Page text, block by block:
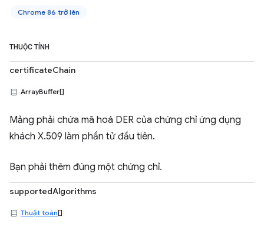
Chrome 86 trở lên
THUỘC TÍNH
certificateChain
ArrayBuffer[]
Mảng phải chứa mã hoá DER của chứng chỉ ứng dụng
khách X.509 làm phần tử đầu tiên.
Bạn phải thêm đúng một chứng chỉ.
supportedAlgorithms
Thuật toán[]